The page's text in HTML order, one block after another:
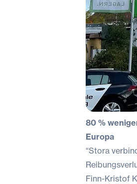
80 %
Europa
“Stora
Finn-Kristof